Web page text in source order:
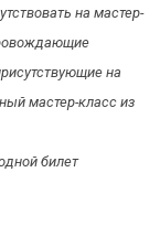
на мастер-
на
мастер-класс из
билет